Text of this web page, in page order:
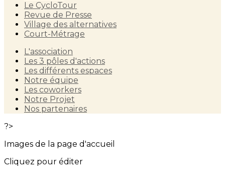
Le CycloTour
Revue de Presse
Village des alternatives
Court-Métrage
L'association
Les 3 pôles d'actions
Les différents espaces
Notre équipe
Les coworkers
Notre Projet
Nos partenaires
?>
Images de la page d'accueil
Cliquez pour éditer